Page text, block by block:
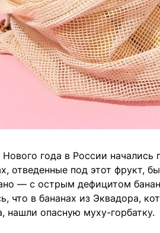
Нового года в России
отведенные под этот фрукт,
— с острым дефицитом
что в бананах из Эквадора,
нашли опасную муху-горбатку.